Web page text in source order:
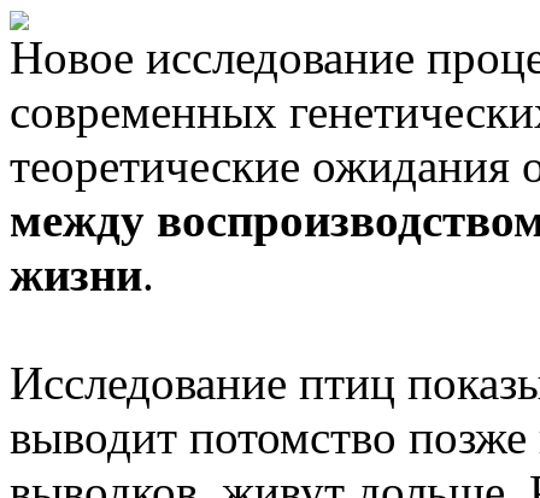
Новое исследование
современных
теоретические ожидания
между
жизни.
Исследование птиц
выводит потомство